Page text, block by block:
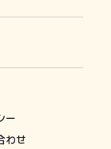
ー
わせ